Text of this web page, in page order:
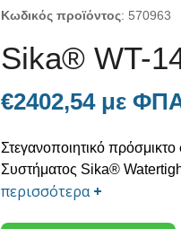
Κωδικός προϊόντος: 570963
Sika® WT-
€2402,54 με
Στεγανοποιητικό
Συστήματος Sika®
περισσότερα+